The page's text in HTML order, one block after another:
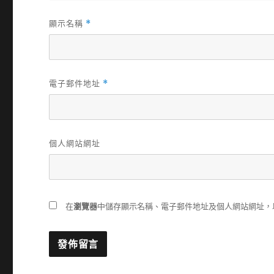
顯示名稱 *
電子郵件地址 *
個人網站網址
在瀏覽器中儲存顯示名稱、電子郵件地址及個人網站網址